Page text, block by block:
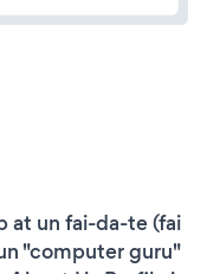
at un fai-da-te (fai
"computer guru"